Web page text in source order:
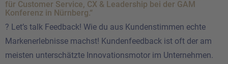
? Let’s talk Feedback! Wie du aus Kundenstimmen echte
Markenerlebnisse machst! Kundenfeedback ist oft der am
meisten unterschätzte Innovationsmotor im Unternehmen.